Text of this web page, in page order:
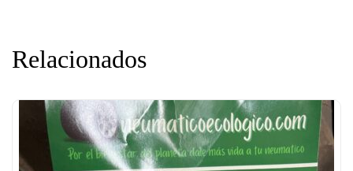
Relacionados